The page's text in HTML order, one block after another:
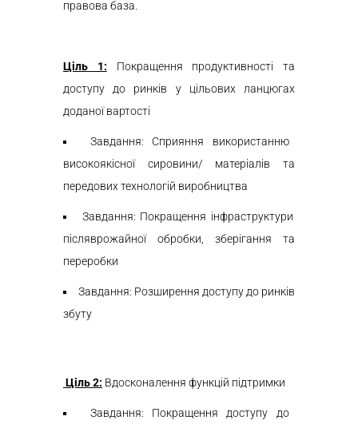
правова база.
Ціль 1: Покращення продуктивності та
доступу до ринків у цільових ланцюгах
доданої вартості
Завдання: Сприяння використанню
високоякісної сировини/ матеріалів та
передових технологій виробництва
Завдання: Покращення інфраструктури
післяврожайної обробки, зберігання та
переробки
Завдання: Розширення доступу до ринків
збуту
Ціль 2: Вдосконалення функцій підтримки
Завдання: Покращення доступу до